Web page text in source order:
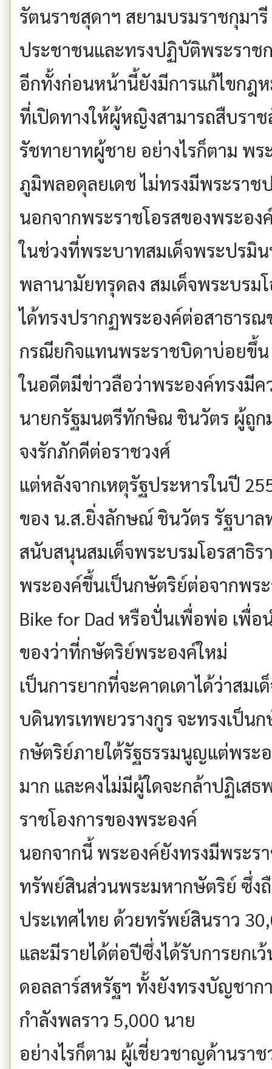
รัตนราชสุดาฯ สยามบรมราชกุมา
ประชาชนและทรงปฏิบัติพระราช
อีกทั้งก่อนหน้านี้ยังมีการแก้ไขกฎ
ที่เปิดทางให้ผู้หญิงสามารถสืบรา
รัชทายาทผู้ชาย อย่างไรก็ตาม พ
ภูมิพลอดุลยเดช ไม่ทรงมีพระรา
นอกจากพระราชโอรสของพระอง
ในช่วงที่พระบาทสมเด็จพระปรมิ
พลานามัยทรุดลง สมเด็จพระบรม
ได้ทรงปรากฏพระองค์ต่อสาธาร
กรณียกิจแทนพระราชบิดาบ่อยขึ้น
ในอดีตมีข่าวลือว่าพระองค์ทรงมี
นายกรัฐมนตรีทักษิณ ชินวัตร ผู้ถู
จงรักภักดีต่อราชวงศ์
แต่หลังจากเหตุรัฐประหารในปี
ของ น.ส.ยิ่งลักษณ์ ชินวัตร รัฐบาล
สนับสนุนสมเด็จพระบรมโอรสาธิ
พระองค์ขึ้นเป็นกษัตริย์ต่อจากพร
Bike for Dad หรือปั่นเพื่อพ่อ เพื่
ของว่าที่กษัตริย์พระองค์ใหม่
เป็นการยากที่จะคาดเดาได้ว่าสม
บดินทรเทพยวรางกูร จะทรงเป็น
กษัตริย์ภายใต้รัฐธรรมนูญแต่พระ
มาก และคงไม่มีผู้ใดจะกล้าปฏิเส
ราชโองการของพระองค์
นอกจากนี้ พระองค์ยังทรงมีพระร
ทรัพย์สินส่วนพระมหากษัตริย์ ซึ่ง
ประเทศไทย ด้วยทรัพย์สินราว
และมีรายได้ต่อปีซึ่งได้รับการยกเ
ดอลลาร์สหรัฐฯ ทั้งยังทรงบัญชา
กำลังพลราว 5,000 นาย
อย่างไรก็ตาม ผู้เชี่ยวชาญด้านรา